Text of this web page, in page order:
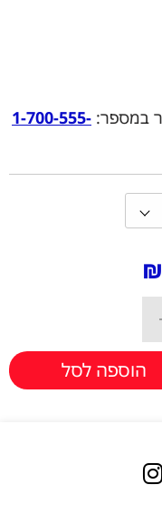
במספר: 1-700-555-
₪
הוספה לסל